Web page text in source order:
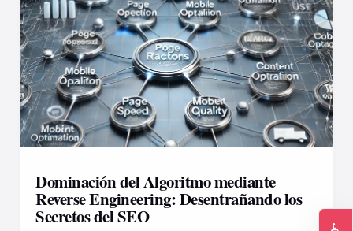
Dominación del Algoritmo mediante
Reverse Engineering: Desentrañando los
Secretos del SEO